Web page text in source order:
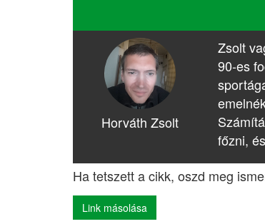
Horváth Zsolt
Zsolt
90-es
főzni,
Ha tetszett a cikk, oszd meg
Link másolása